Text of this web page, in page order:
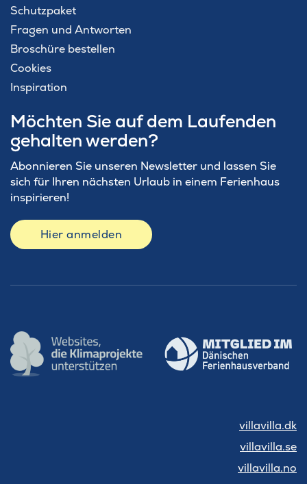
Schutzpaket
Fragen und Antworten
Broschüre bestellen
Cookies
Inspiration
Möchten Sie auf dem Laufenden
gehalten werden?
Abonnieren Sie unseren Newsletter und lassen Sie
sich für Ihren nächsten Urlaub in einem Ferienhaus
inspirieren!
Hier anmelden
villavilla.dk
villavilla.se
villavilla.no